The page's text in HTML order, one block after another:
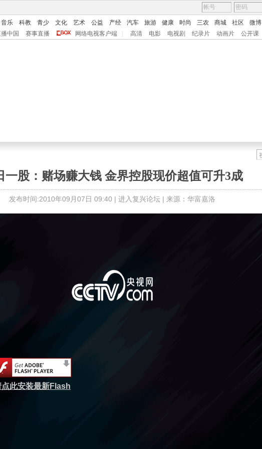
音乐 科教 青少 文化 艺术 公益 产经 汽车 旅游 健康 时尚 三农 商城 社区 微博
中国
赛事直播 网络电视客户端 高清 电影 电视剧 纪录片 动画片 公开课
一股：赌场赚大钱 金界控股现价超值可升3成
发布时间:2010年09月07日 09:40 | 进入复兴论坛 | 来源：华富嘉洛
点此安装最新Flash